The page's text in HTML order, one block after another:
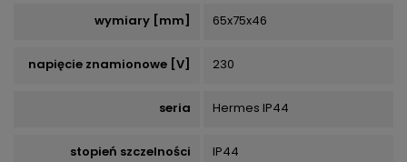
wymiary [mm] 65x75x46
napięcie znamionowe [V] 230
seria Hermes IP44
stopień szczelności IP44